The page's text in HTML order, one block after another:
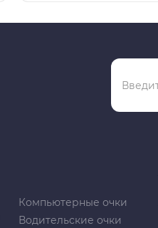
Компьютерные очки
Водительские очки